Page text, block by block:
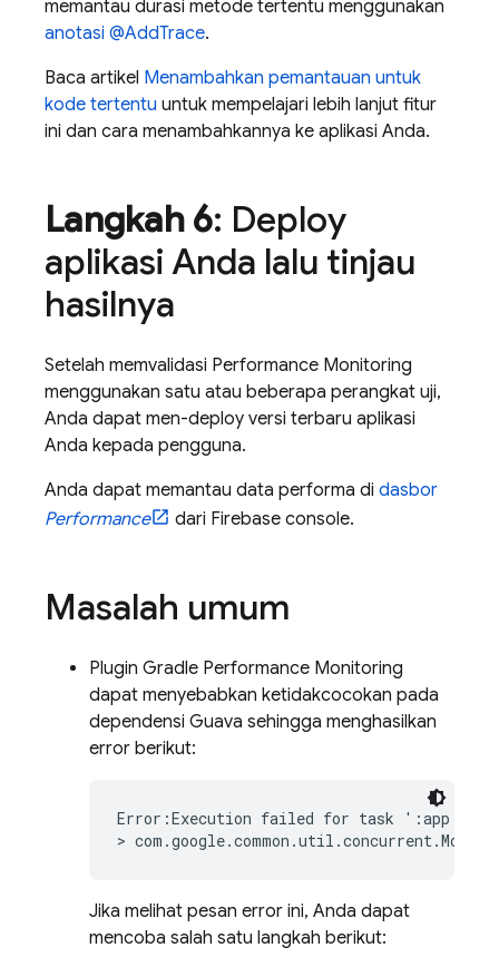
memantau durasi metode tertentu menggunakan
anotasi @AddTrace.
Baca artikel Menambahkan pemantauan untuk
kode tertentu untuk mempelajari lebih lanjut fitur
ini dan cara menambahkannya ke aplikasi Anda.
Langkah 6: Deploy
aplikasi Anda lalu tinjau
hasilnya
Setelah memvalidasi Performance Monitoring
menggunakan satu atau beberapa perangkat uji,
Anda dapat men-deploy versi terbaru aplikasi
Anda kepada pengguna.
Anda dapat memantau data performa di dasbor
Performance
dari Firebase console.
Masalah umum
Plugin Gradle Performance Monitoring
dapat menyebabkan ketidakcocokan pada
dependensi Guava sehingga menghasilkan
error berikut:
Error:Execution failed for task
>
Jika melihat pesan error ini, Anda dapat
mencoba salah satu langkah berikut: